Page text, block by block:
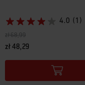
4.0 (1)
Cena obniżona z
zł 68,99na
zł 48,29
Color Options